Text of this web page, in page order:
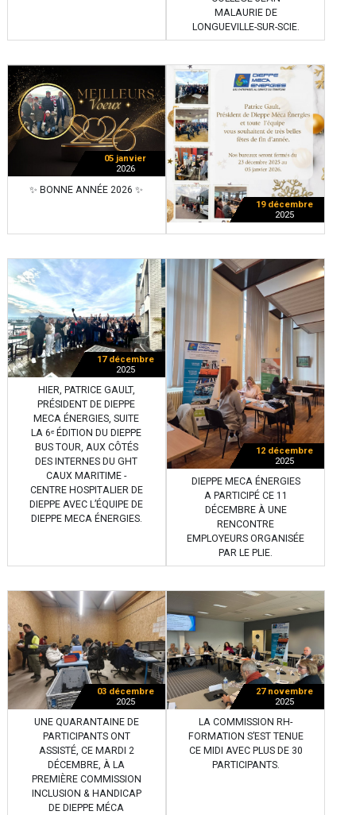
MALAURIE DE
LONGUEVILLE-SUR-SCIE.
05 janvier
2026
✨ BONNE ANNÉE 2026 ✨
19 décembre
2025
17 décembre
2025
HIER, PATRICE GAULT,
PRÉSIDENT DE DIEPPE
MECA ÉNERGIES, SUITE
LA 6ᵉ ÉDITION DU DIEPPE
BUS TOUR, AUX CÔTÉS
DES INTERNES DU GHT
CAUX MARITIME -
CENTRE HOSPITALIER DE
DIEPPE AVEC L’ÉQUIPE DE
DIEPPE MECA ÉNERGIES.
12 décembre
2025
DIEPPE MECA ÉNERGIES
A PARTICIPÉ CE 11
DÉCEMBRE À UNE
RENCONTRE
EMPLOYEURS ORGANISÉE
PAR LE PLIE.
03 décembre
2025
UNE QUARANTAINE DE
PARTICIPANTS ONT
ASSISTÉ, CE MARDI 2
DÉCEMBRE, À LA
PREMIÈRE COMMISSION
INCLUSION & HANDICAP
DE DIEPPE MÉCA
27 novembre
2025
LA COMMISSION RH-
FORMATION S’EST TENUE
CE MIDI AVEC PLUS DE 30
PARTICIPANTS.